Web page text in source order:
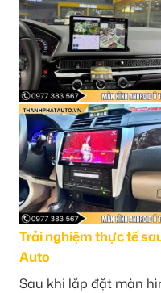
Trải nghiệm thực tế
Auto
Sau khi lắp đặt màn